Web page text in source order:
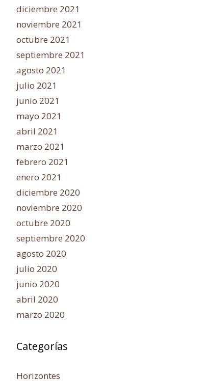
diciembre 2021
noviembre 2021
octubre 2021
septiembre 2021
agosto 2021
julio 2021
junio 2021
mayo 2021
abril 2021
marzo 2021
febrero 2021
enero 2021
diciembre 2020
noviembre 2020
octubre 2020
septiembre 2020
agosto 2020
julio 2020
junio 2020
abril 2020
marzo 2020
Categorías
Horizontes